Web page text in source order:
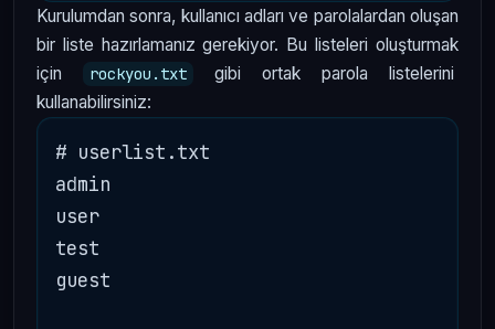
Kurulumdan sonra, kullanıcı adları ve parolalardan oluşan
bir liste hazırlamanız gerekiyor. Bu listeleri oluşturmak
için
rockyou.txt
gibi ortak parola listelerini
kullanabilirsiniz:
# userlist.txt
admin
user
test
guest